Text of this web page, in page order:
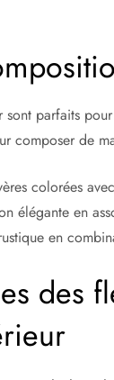
sont parfaits
composer de
colorées
élégante en
en
des